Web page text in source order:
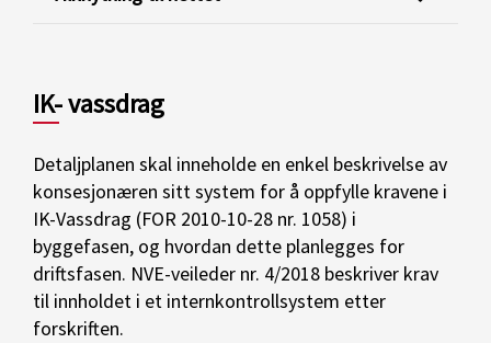
IK- vassdrag
Detaljplanen skal inneholde en enkel beskrivelse av
konsesjonæren sitt system for å oppfylle kravene i
IK-Vassdrag (FOR 2010-10-28 nr. 1058) i
byggefasen, og hvordan dette planlegges for
driftsfasen. NVE-veileder nr. 4/2018 beskriver krav
til innholdet i et internkontrollsystem etter
forskriften.